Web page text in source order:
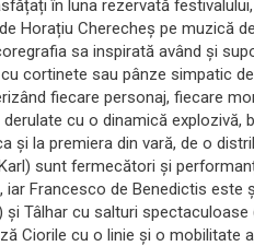
în luna rezervată
Horațiu Cherecheș pe muzică
sa inspirată având și
cortinete sau pânze simpatic
fiecare personaj, fiecare
cu o dinamică explozivă,
și la premiera din vară, de o
sunt fermecători și
iar Francesco de Benedictis este
și Tâlhar cu salturi
Ciorile cu o linie și o mobilitate